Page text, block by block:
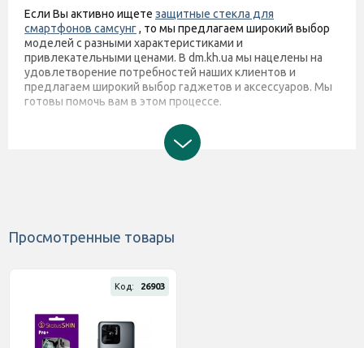
Если Вы активно ищете защитные стекла для
смартфонов самсунг, то мы предлагаем широкий выбор
моделей с разными характеристиками и
привлекательными ценами. В dm.kh.ua мы нацелены на
удовлетворение потребностей наших клиентов и
предлагаем широкий выбор гаджетов и аксессуаров. Мы
готовы помочь вам в этом процессе.
Просмотренные товары
Код: 26903